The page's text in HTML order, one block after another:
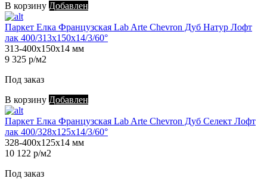
В корзину Добавлен
Паркет Елка Французская Lab Arte Chevron Дуб Натур Лофт
лак 400/313х150х14/3/60°
313-400х150х14 мм
9 325 р/м2
Под заказ
В корзину Добавлен
Паркет Елка Французская Lab Arte Chevron Дуб Селект Лофт
лак 400/328х125х14/3/60°
328-400х125х14 мм
10 122 р/м2
Под заказ